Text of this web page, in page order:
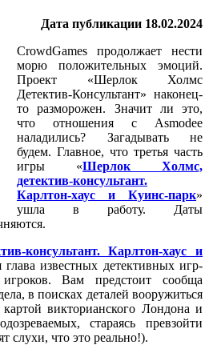
Дата публикации 18.02.2024
CrowdGames продолжает нести
морю положительных эмоций.
Проект «Шерлок Холмс
Детектив-Консультант» наконец-
то разморожен. Значит ли это,
что отношения с Asmodee
наладились? Загадывать не
будем. Главное, что третья часть
игры «Шерлок Холмс,
детектив-консультант.
Карлтон-хаус и Куинс-парк»
ушла в работу. Даты
консультант. Карлтон-хаус и
глава известных детективных игр-
Вам предстоит сообща
в поисках деталей вооружиться
викторианского Лондона и
стараясь превзойти
слухи, что это реально!).